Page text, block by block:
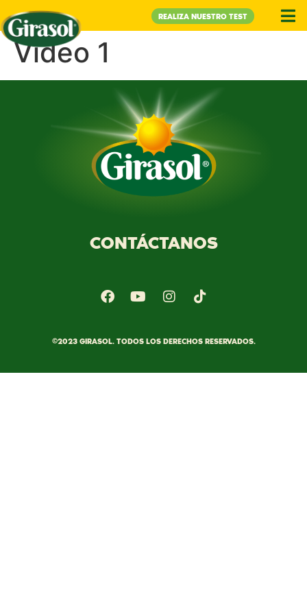
REALIZA NUESTRO TEST
Video 1
CONTÁCTANOS
©2023 GIRASOL. TODOS LOS DERECHOS RESERVADOS.